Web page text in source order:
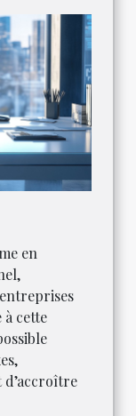
en
à cette
d’accroître